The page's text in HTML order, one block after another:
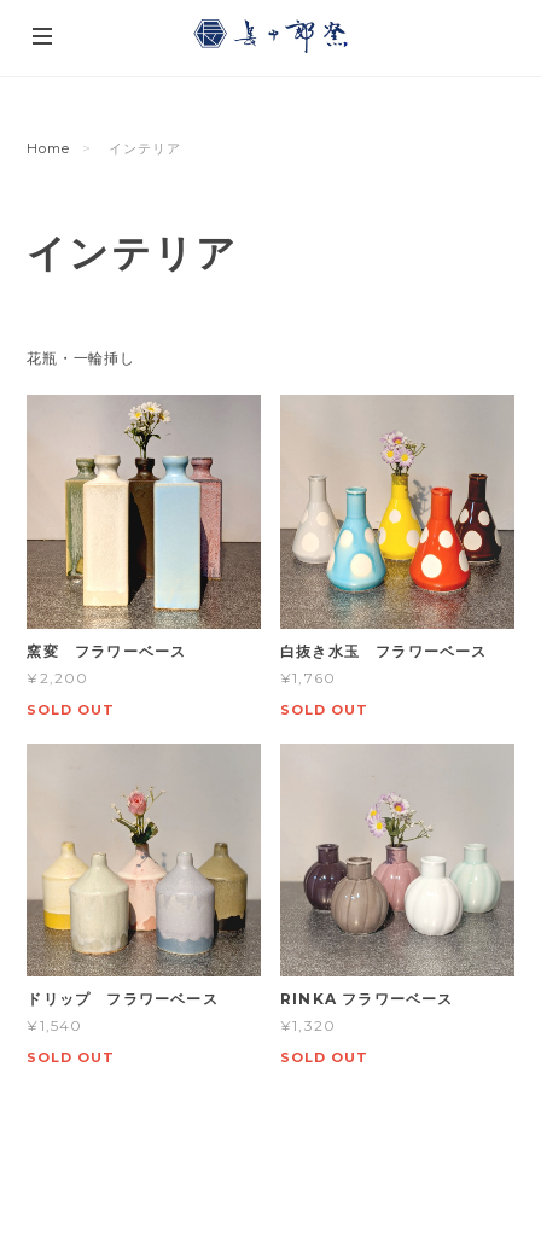
Home インテリア
インテリア
花瓶・一輪挿し
窯変 フラワーベース
¥2,200
SOLD OUT
白抜き水玉 フラワーベース
¥1,760
SOLD OUT
ドリップ フラワーベース
¥1,540
SOLD OUT
RINKA フラワーベース
¥1,320
SOLD OUT